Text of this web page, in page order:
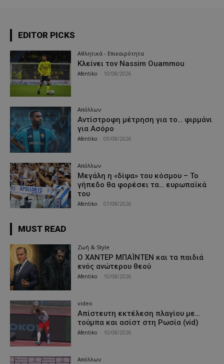
EDITOR PICKS
Αθλητικά - Επικαιρότητα
Κλείνει τον Nassim Ouammou
Afentiko 10/08/2026
Απόλλων
Αντίστροφη μέτρηση για το… φιρμάνι
για Ασόρο
Afentiko 09/08/2026
Απόλλων
Μεγάλη η «δίψα» του κόσμου – Το
γήπεδο θα φορέσει τα… ευρωπαϊκά
του
Afentiko 07/08/2026
MUST READ
Ζωή & Style
Ο ΧΑΝΤΕΡ ΜΠΑΪΝΤΕΝ και τα παιδιά
ενός ανώτερου θεού
Afentiko 10/08/2026
video
Απίστευτη εκτέλεση πλαγίου με…
τούμπα και ασίστ στη Ρωσία (vid)
Afentiko 10/08/2026
Απόλλων